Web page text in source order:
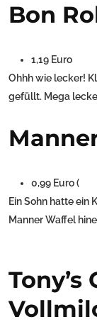
Bon
1,19 Euro
Ohhh wie lecker!
gefüllt. Mega
0,99 Euro (
Ein Sohn hatte ein
Manner Waffel